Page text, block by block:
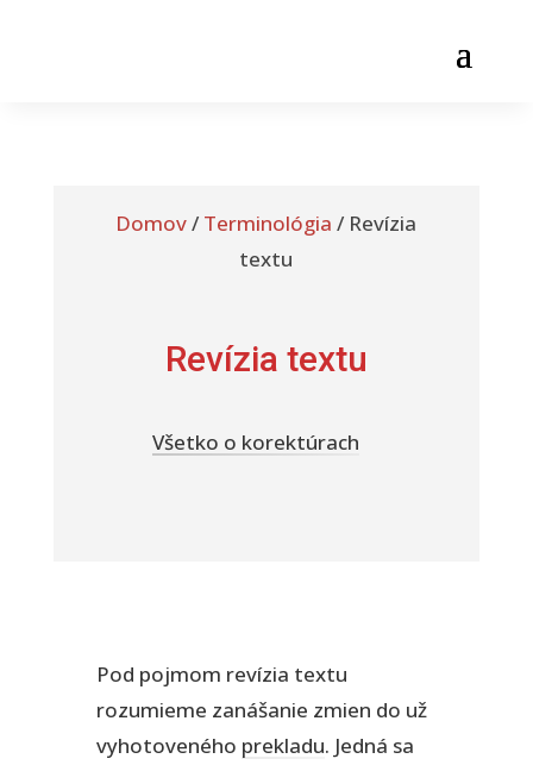
Domov/ Terminológia / Revízia
textu
Revízia textu
Všetko o korektúrach
Pod pojmom revízia textu
rozumieme zanášanie zmien do už
vyhotoveného prekladu. Jedná sa